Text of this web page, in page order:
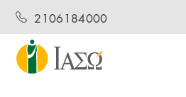
2106184000